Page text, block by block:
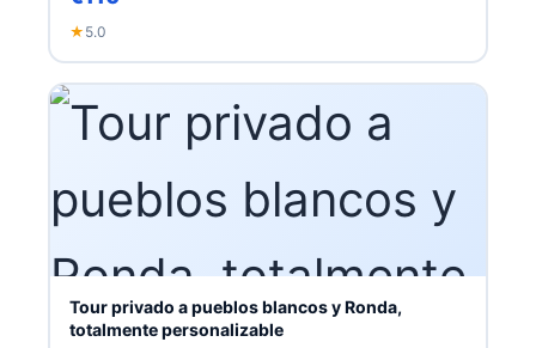
★ 5.0
Tour privado a pueblos blancos y Ronda,
totalmente personalizable